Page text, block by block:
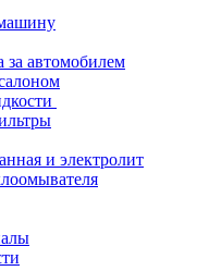
за автомобилем
и электролит